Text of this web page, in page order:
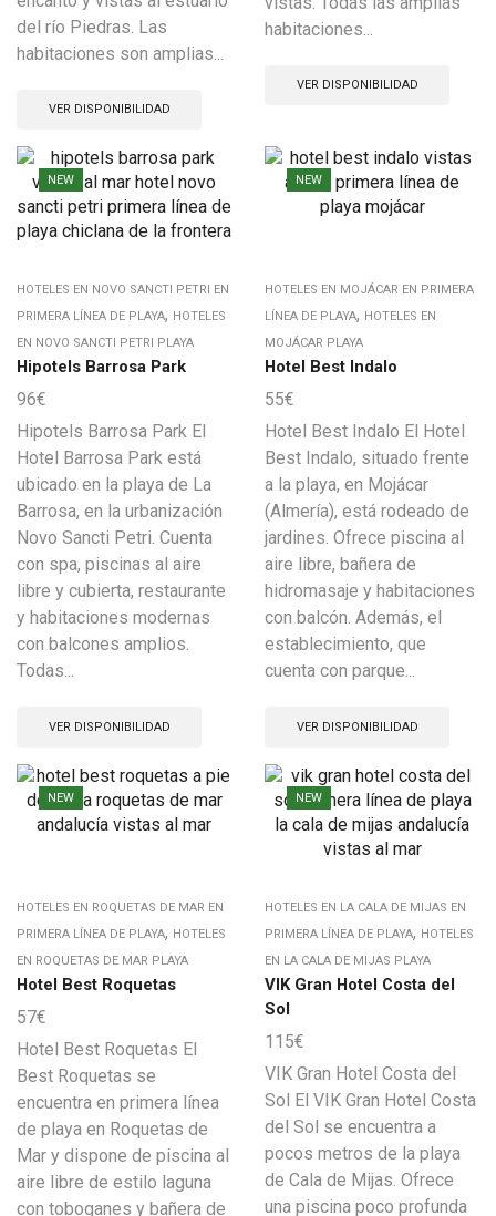
del río Piedras. Las
habitaciones son amplias...
VER DISPONIBILIDAD
habitaciones...
VER DISPONIBILIDAD
NEW
HOTELES EN NOVO SANCTI PETRI EN
PRIMERA LÍNEA DE PLAYA, HOTELES
EN NOVO SANCTI PETRI PLAYA
Hipotels Barrosa Park
96€
Hipotels Barrosa Park El
Hotel Barrosa Park está
ubicado en la playa de La
Barrosa, en la urbanización
Novo Sancti Petri. Cuenta
con spa, piscinas al aire
libre y cubierta, restaurante
y habitaciones modernas
con balcones amplios.
Todas...
VER DISPONIBILIDAD
NEW
HOTELES EN MOJÁCAR EN PRIMERA
LÍNEA DE PLAYA, HOTELES EN
MOJÁCAR PLAYA
Hotel Best Indalo
55€
Hotel Best Indalo El Hotel
Best Indalo, situado frente
a la playa, en Mojácar
(Almería), está rodeado de
jardines. Ofrece piscina al
aire libre, bañera de
hidromasaje y habitaciones
con balcón. Además, el
establecimiento, que
cuenta con parque...
VER DISPONIBILIDAD
NEW
HOTELES EN ROQUETAS DE MAR EN
PRIMERA LÍNEA DE PLAYA, HOTELES
EN ROQUETAS DE MAR PLAYA
Hotel Best Roquetas
57€
Hotel Best Roquetas El
Best Roquetas se
encuentra en primera línea
de playa en Roquetas de
Mar y dispone de piscina al
aire libre de estilo laguna
con toboganes y bañera de
NEW
HOTELES EN LA CALA DE MIJAS EN
PRIMERA LÍNEA DE PLAYA, HOTELES
EN LA CALA DE MIJAS PLAYA
VIK Gran Hotel Costa del
Sol
115€
VIK Gran Hotel Costa del
Sol El VIK Gran Hotel Costa
del Sol se encuentra a
pocos metros de la playa
de Cala de Mijas. Ofrece
una piscina poco profunda